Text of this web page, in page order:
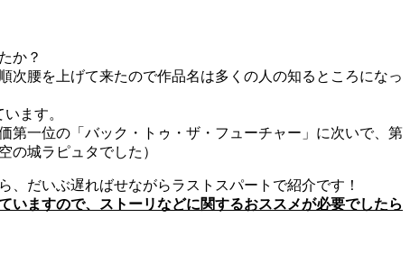
か？
腰を上げて来たので作品名は多くの人の知るところになっ
ます。
第一位の「バック・トゥ・ザ・フューチャー」に次いで、第
の城ラピュタでした）
、だいぶ遅ればせながらラストスパートで紹介です！
いますので、ストーリなどに関するおススメが必要でしたら